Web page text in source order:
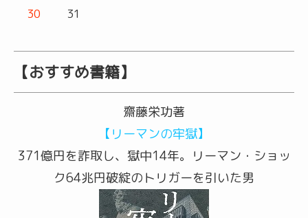
30
31
【おすすめ書籍】
齋藤栄功著
【リーマンの牢獄】
371億円を詐取し、獄中14年。リーマン・ショッ
ク64兆円破綻のトリガーを引いた男